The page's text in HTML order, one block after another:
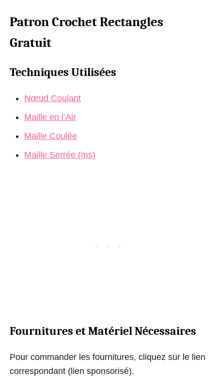
Patron Crochet Rectangles
Gratuit
Techniques Utilisées
Nœud Coulant
Maille en l’Air
Maille Coulée
Maille Serrée (ms)
Fournitures et Matériel Nécessaires
Pour commander les fournitures, cliquez sur le lien
correspondant (lien sponsorisé).